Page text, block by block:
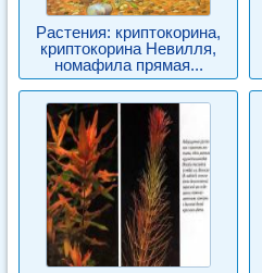
Растения: криптокорина,
криптокорина Невилля,
номафила прямая...